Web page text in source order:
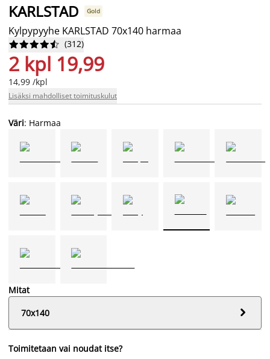
KARLSTAD Gold
Kylpypyyhe KARLSTAD 70x140 harmaa





 (312)
2 kpl 19,99
14,99 /kpl
Lisäksi mahdolliset toimituskulut
Väri: Harmaa
Mitat
70x140

Toimitetaan vai noudat itse?